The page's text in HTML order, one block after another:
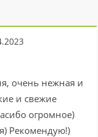
очень нежная и
и свежие
огромное)
Рекомендую!)